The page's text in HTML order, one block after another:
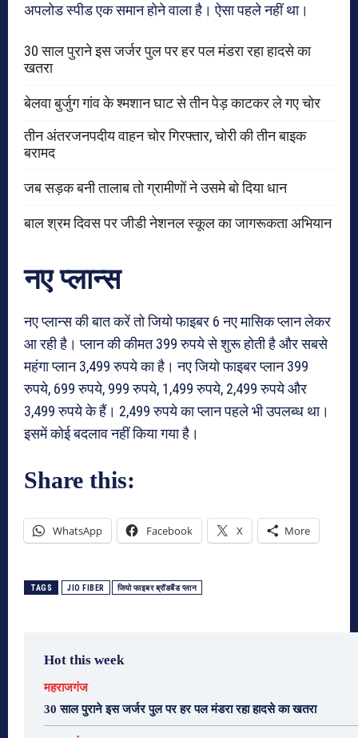
अपलोड स्पीड एक समान होने वाला है। ऐसा पहले नहीं था।
30 साल पुराने इस जर्जर पुल पर हर पल मंडरा रहा हादसे का
खतरा
बेलवा बुर्जुग गांव के श्मशान घाट से तीन पेड़ काटकर ले गए चोर
तीन अंतरजनपदीय वाहन चोर गिरफ्तार, चोरी की तीन बाइक
बरामद
जब सड़क बनी तालाब तो ग्रामीणों ने उसमे बो दिया धान
बाल श्रम दिवस पर जीडी नेशनल स्कूल का जागरूकता अभियान
नए प्लान्स
नए प्लान्स की बात करें तो जियो फाइबर 6 नए मासिक प्लान लेकर
आ रही है। प्लान की कीमत 399 रुपये से शुरू होती है और सबसे
महंगा प्लान 3,499 रुपये का है। नए जियो फाइबर प्लान 399
रुपये, 699 रुपये, 999 रुपये, 1,499 रुपये, 2,499 रुपये और
3,499 रुपये के हैं। 2,499 रुपये का प्लान पहले भी उपलब्ध था।
इसमें कोई बदलाव नहीं किया गया है।
Share this:
WhatsApp Facebook X More
TAGS JIO FIBER जियो फाइबर ब्रॉडबैंड प्लान
Hot this week
महराजगंज
30 साल पुराने इस जर्जर पुल पर हर पल मंडरा रहा हादसे का खतरा